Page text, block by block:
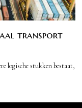
transport
logische stukken bestaat,